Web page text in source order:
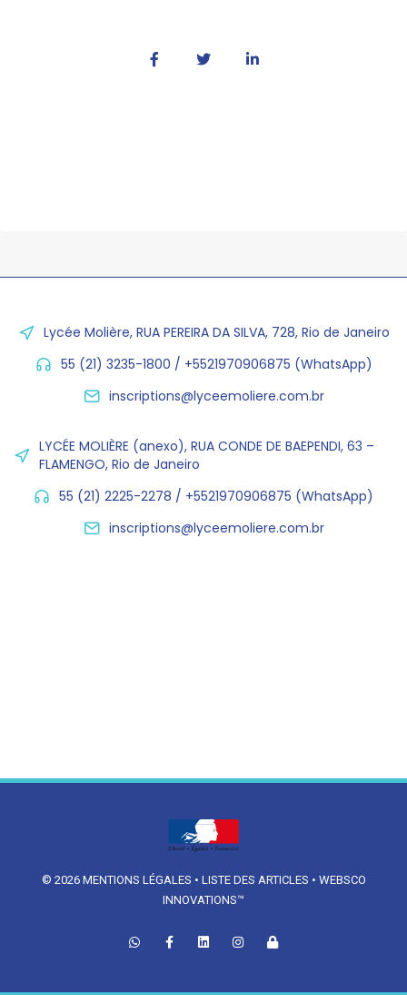
Lycée Molière, RUA PEREIRA DA SILVA, 728, Rio de Janeiro
55 (21) 3235-1800 / +5521970906875 (WhatsApp)
inscriptions@lyceemoliere.com.br
LYCÉE MOLIÈRE (anexo), RUA CONDE DE BAEPENDI, 63 –
FLAMENGO, Rio de Janeiro
55 (21) 2225-2278 / +5521970906875 (WhatsApp)
inscriptions@lyceemoliere.com.br
© 2026 MENTIONS LÉGALES • LISTE DES ARTICLES • WEBSCO
INNOVATIONS™